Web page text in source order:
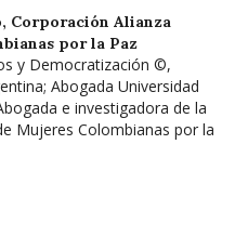
Corporación Alianza
por la Paz
y Democratización ©,
Abogada Universidad
e investigadora de la
Mujeres Colombianas por la